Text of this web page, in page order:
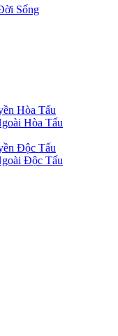
Sống
Hòa Tấu
Hòa Tấu
Độc Tấu
Độc Tấu